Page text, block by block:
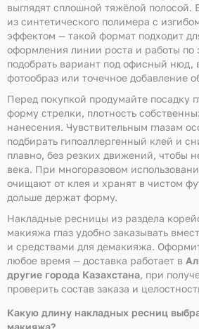
выглядят сплошной тяжёлой полосой.
из синтетического полимера с
эффектом — такой формат подходит
оформления линии роста и работы
подобрать вариант под офисный нюд,
фотообраз или точечное добавление
Перед покупкой продумайте посадку
форму стрелки, плотность
нанесения. Чувствительным глазам
подбирать гипоаллергенный клей и
плавно, без резких движений, чтобы
века. При многоразовом
очищают от клея и хранят в чистом
дольше держат форму.
Накладные ресницы из раздела
макияжа глаз удобно заказывать
и средствами для демакияжа.
любое время — доставка работает в
другие города Казахстана, при
проверить состав заказа и
Какую длину накладных ресниц
макияжа?